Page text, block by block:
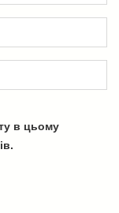
в цьому